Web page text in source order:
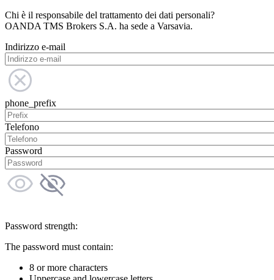
Chi è il responsabile del trattamento dei dati personali?
OANDA TMS Brokers S.A. ha sede a Varsavia.
Indirizzo e-mail
phone_prefix
Telefono
Password
Password strength:
The password must contain:
8 or more characters